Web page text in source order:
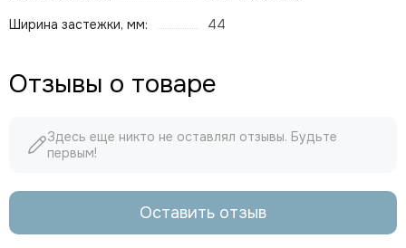
Ширина застежки, мм:
44
Отзывы о товаре
Здесь еще никто не оставлял отзывы. Будьте
первым!
Оставить отзыв